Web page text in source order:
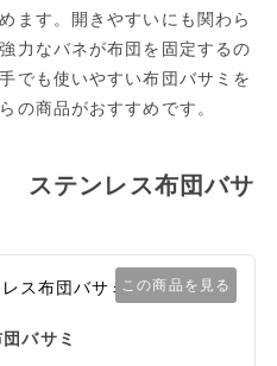
ます。開きやすいにも関わら
力なバネが布団を固定するの
でも使いやすい布団バサミを
の商品がおすすめです。
テンレス布団バサ
この商品を見る
バサミ